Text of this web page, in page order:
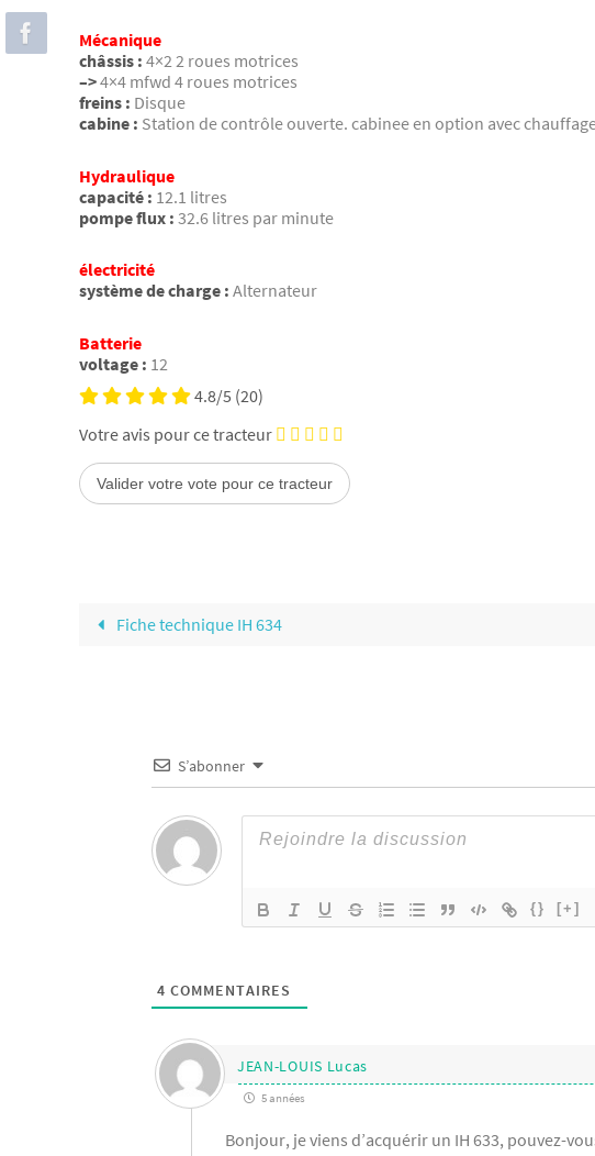
Mécanique
châssis : 4×2 2 roues motrices
–>4×4 mfwd 4 roues motrices
freins : Disque
cabine : Station de contrôle ouverte. cabinee en option avec
Hydraulique
capacité : 12.1 litres
pompe flux : 32.6 litres par minute
électricité
système de charge : Alternateur
Batterie
voltage : 12
4.8/5 (20)
Votre avis pour ce tracteur
Fiche technique IH 634
S’abonner
{} [+]
4 COMMENTAIRES
JEAN-LOUIS Lucas
5 années
Bonjour, je viens d’acquérir un IH 633, pouvez-